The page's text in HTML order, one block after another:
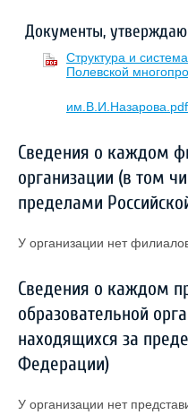
Документы,
Структура и
Полевской
им.В.И.Назарова.pdf
Сведения о каждом
организации (в том
пределами
У организации нет
Сведения о каждом
образовательной
находящихся за
Федерации)
У организации нет